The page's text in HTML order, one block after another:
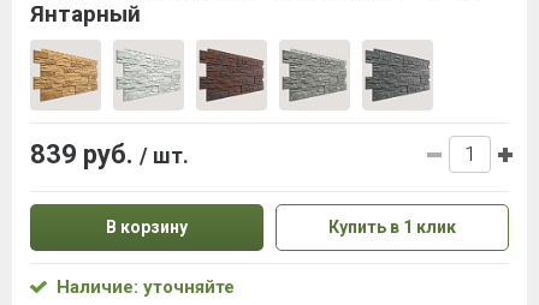
Янтарный
839 руб. / шт.
В корзину Купить в 1 клик
Наличие: уточняйте